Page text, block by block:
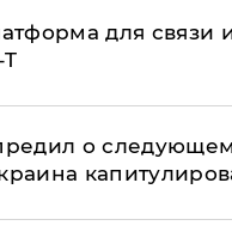
для связи
о